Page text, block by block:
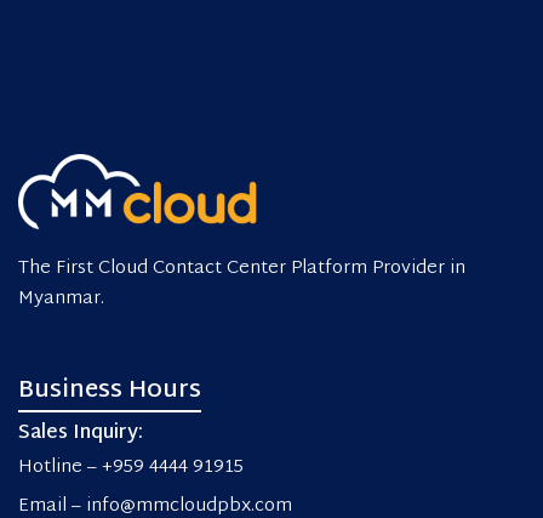
The First Cloud Contact Center Platform Provider in
Myanmar.
Business Hours
Sales Inquiry:
Hotline – +959 4444 91915
Email – info@mmcloudpbx.com